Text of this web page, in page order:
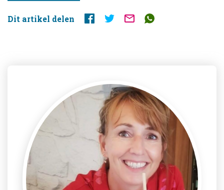
Dit artikel delen